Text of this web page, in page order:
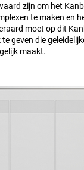
zijn om het
te maken en
moet op dit
geven die
maakt.